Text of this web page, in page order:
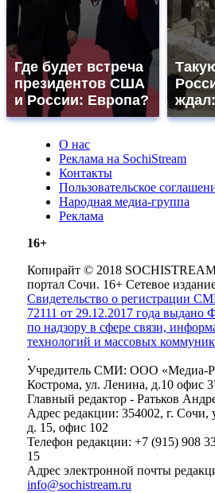
Где будет встреча
президентов США
и России: Европа?
О нас
Реклама на SochiStream
Контакты
Пользовательское
Народная медиа-группа
Реклама
16+
Копирайт © 2018
портал Сочи. 16+ Сетевое
Свидетельство о
72111 от 29.12.2017 года выдано
по надзору в сфере связи,
технологий и массовых
.
Учредитель СМИ: ООО «Медиа-
Кострома, ул. Ленина, д.10 офис
Главный редактор - Ратьков
Адрес редакции: 354002, г. Сочи,
д. 15, офис 102
Телефон редакции: +7 (915) 908
15
Адрес электронной почты
info@sochistream.ru